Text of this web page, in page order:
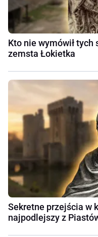
Kto nie wymówił tych
zemsta Łokietka
Sekretne przejścia w
najpodlejszy z